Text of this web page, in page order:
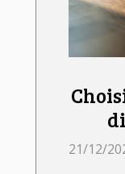
21/12/